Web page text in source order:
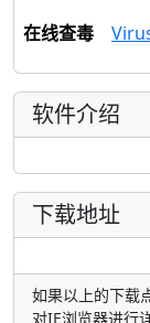
在线查毒
软件介绍
下载地址
如果以上的下载
对IE浏览器进行